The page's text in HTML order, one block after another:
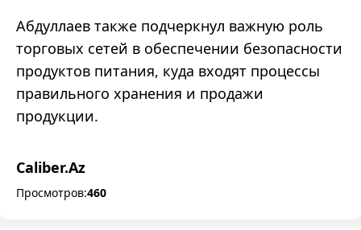
Абдуллаев также подчеркнул важную роль
торговых сетей в обеспечении безопасности
продуктов питания, куда входят процессы
правильного хранения и продажи
продукции.
Caliber.Az
Просмотров:460